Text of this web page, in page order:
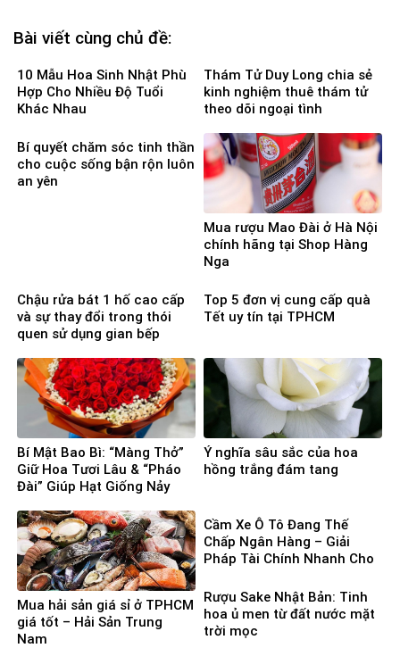
Bài viết cùng chủ đề:
10 Mẫu Hoa Sinh Nhật Phù
Hợp Cho Nhiều Độ Tuổi
Khác Nhau
Thám Tử Duy Long chia sẻ
kinh nghiệm thuê thám tử
theo dõi ngoại tình
Bí quyết chăm sóc tinh thần
cho cuộc sống bận rộn luôn
an yên
Mua rượu Mao Đài ở Hà Nội
chính hãng tại Shop Hàng
Nga
Chậu rửa bát 1 hố cao cấp
và sự thay đổi trong thói
quen sử dụng gian bếp
Top 5 đơn vị cung cấp quà
Tết uy tín tại TPHCM
Bí Mật Bao Bì: “Màng Thở”
Giữ Hoa Tươi Lâu & “Pháo
Đài” Giúp Hạt Giống Nảy
Ý nghĩa sâu sắc của hoa
hồng trắng đám tang
Mua hải sản giá sỉ ở TPHCM
giá tốt – Hải Sản Trung
Nam
Cầm Xe Ô Tô Đang Thế
Chấp Ngân Hàng – Giải
Pháp Tài Chính Nhanh Cho
Rượu Sake Nhật Bản: Tinh
hoa ủ men từ đất nước mặt
trời mọc